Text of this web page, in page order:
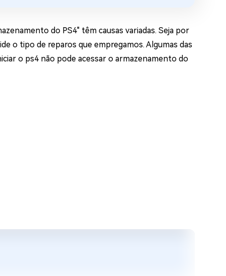
do PS4" têm causas variadas. Seja por
o tipo de reparos que empregamos. Algumas das
o ps4 não pode acessar o armazenamento do